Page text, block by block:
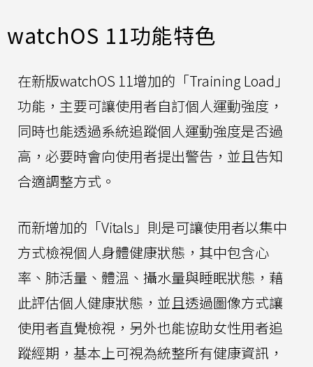
watchOS 11功能特色
在新版watchOS 11增加的「Training Load」
功能，主要可讓使用者自訂個人運動強度，
同時也能透過系統追蹤個人運動強度是否過
高，必要時會向使用者提出警告，並且告知
合適調整方式。
而新增加的「Vitals」則是可讓使用者以集中
方式檢視個人身體健康狀態，其中包含心
率、肺活量、體溫、攝水量與睡眠狀態，藉
此評估個人健康狀態，並且透過圖像方式讓
使用者直覺檢視，另外也能協助女性用者追
蹤經期，基本上可視為統整所有健康資訊，